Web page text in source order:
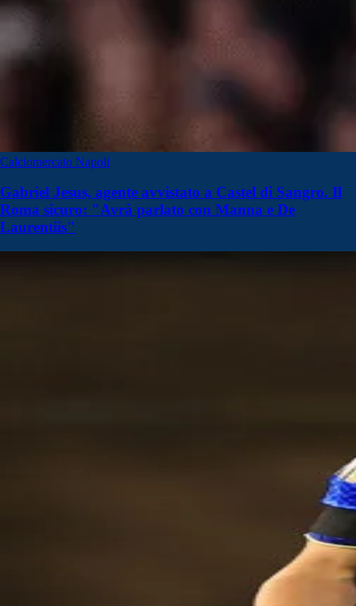
Calciomercato Napoli
Gabriel Jesus, agente avvistato a Castel di Sangro. Il
Roma sicuro: "Avrà parlato con Manna e De
Laurentiis"